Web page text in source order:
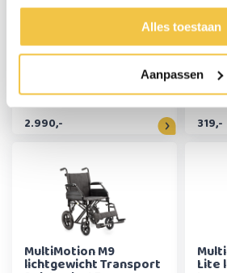
Alles toestaan
Aanpassen
Rollz Motion Electric -
2.990,-
40
319,-
MultiMotion M9
lichtgewicht Transport Lite